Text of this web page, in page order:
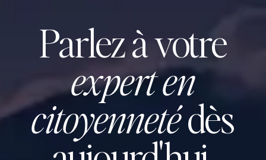
Parlez à votre
expert en
citoyennetédès